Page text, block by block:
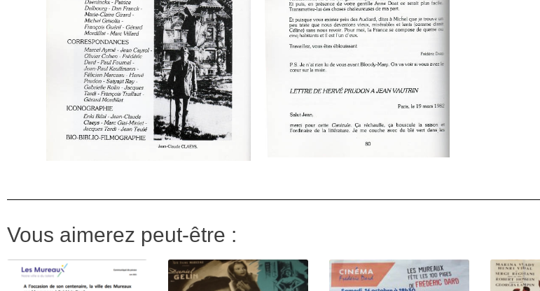
Vous aimerez peut-être :